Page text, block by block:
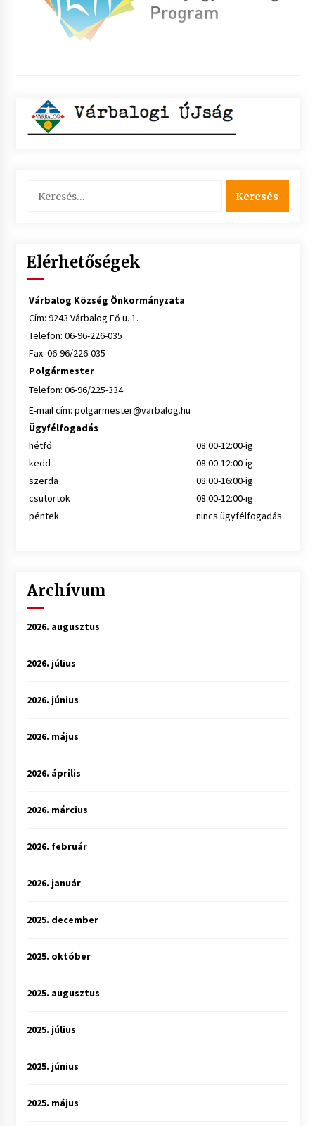
Elérhetőségek
Várbalog Község Önkormányzata
Cím: 9243 Várbalog Fő u. 1.
Telefon: 06-96-226-035
Fax: 06-96/226-035
Polgármester
Telefon: 06-96/225-334
E-mail cím: polgarmester@varbalog.hu
Ügyfélfogadás
hétfő
08:00-12:00-ig
kedd
08:00-12:00-ig
szerda
08:00-16:00-ig
csütörtök
08:00-12:00-ig
péntek
nincs ügyfélfogadás
Archívum
2026. augusztus
2026. július
2026. június
2026. május
2026. április
2026. március
2026. február
2026. január
2025. december
2025. október
2025. augusztus
2025. július
2025. június
2025. május